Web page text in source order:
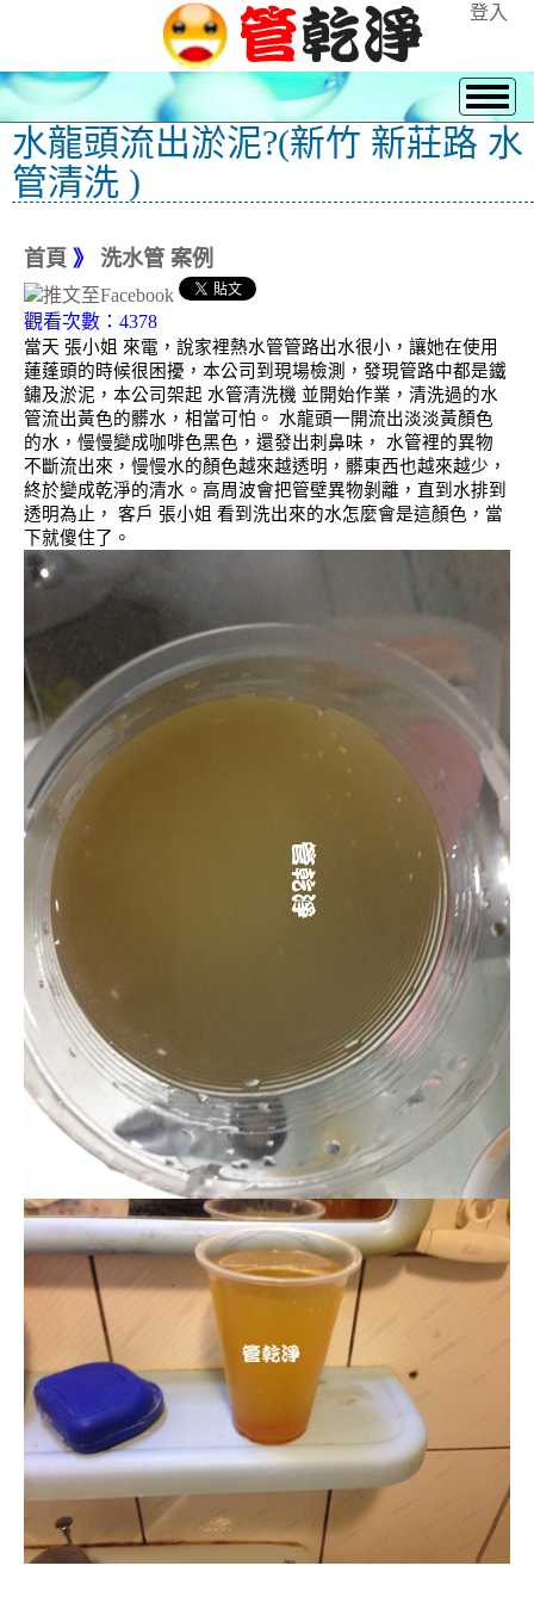
登入
水龍頭流出淤泥?(新竹 新莊路 水
管清洗 )
首頁 》 洗水管 案例
觀看次數：4378
當天 張小姐 來電，說家裡熱水管管路出水很小，讓她在使用
蓮蓬頭的時候很困擾，本公司到現場檢測，發現管路中都是鐵
鏽及淤泥，本公司架起 水管清洗機 並開始作業，清洗過的水
管流出黃色的髒水，相當可怕。 水龍頭一開流出淡淡黃顏色
的水，慢慢變成咖啡色黑色，還發出刺鼻味， 水管裡的異物
不斷流出來，慢慢水的顏色越來越透明，髒東西也越來越少，
終於變成乾淨的清水。高周波會把管壁異物剝離，直到水排到
透明為止， 客戶 張小姐 看到洗出來的水怎麼會是這顏色，當
下就傻住了。